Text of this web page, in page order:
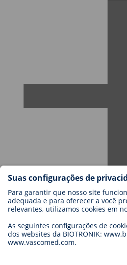
Carreiras na BIOTRONIK
Níveis de carreira
Candidatura
Oportunidades de carreira